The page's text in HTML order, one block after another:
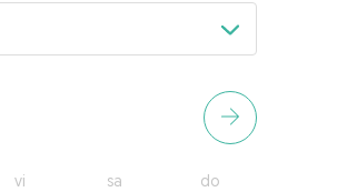
vi sa do